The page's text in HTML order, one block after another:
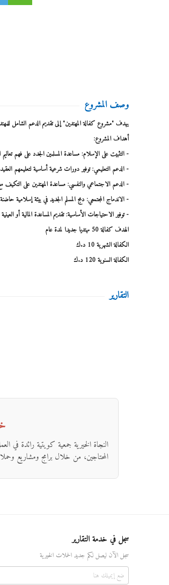
وصف المشروع
يهدف "مشروع كفالة المهتدين" إلى تقديم الدعم الشامل
أهداف المشروع:
- التثبيت على الإسلام: مساعدة المسلمين الجدد على فهم
- الدعم التعليمي: توفير دورات شرعية أساسية لتعليمهم
- الدعم الاجتماعي والنفسي: مساعدة المهتدين على التكيف
- الاندماج المجتمعي: دمج المسلم الجديد في بيئة إسلامية
- توفير الاحتياجات الأساسية: تقديم المساعدة المالية أو
الهدف كفالة 50 مهتديا جديدا لمدة عام
الكفالة الشهرية 10 د.ك
الكفالة السنوية 120 د.ك
التقارير
النجاة الخيرية جمعية كويتية رائدة في
المحتاجين، من خلال برامج ومشاريع
سجل في خدمة التقارير
سجل الآن ليصل لكم جديد الحملات الخيرية